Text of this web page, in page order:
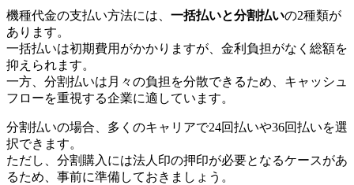
機種代金の支払い方法には、 一括払いと分割払いの2種類が
あります。
一括払いは初期費用がかかりますが、金利負担がなく総額を
抑えられます。
一方、分割払いは月々の負担を分散できるため、キャッシュ
フローを重視する企業に適しています。
分割払いの場合、多くのキャリアで24回払いや36回払いを選
択できます。
ただし、分割購入には法人印の押印が必要となるケースがあ
るため、事前に準備しておきましょう。